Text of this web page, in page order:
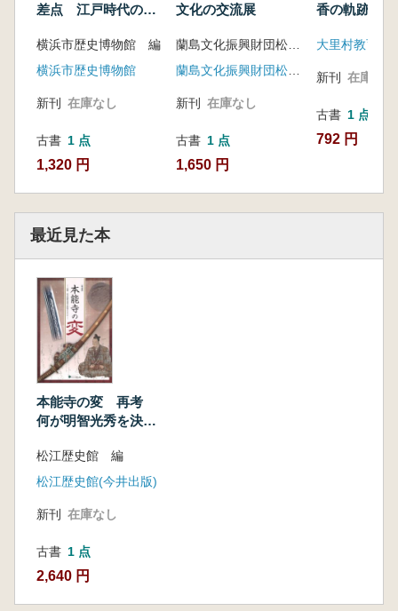
差点 江戸時代の神
周年記念
横浜市歴史博物館 編
横浜市歴史博物館
新刊 在庫なし
古書 1 点
1,320 円
文化の交流展
新刊 在庫なし
古書 1 点
1,650 円
香の軌跡
大里村教育委
新刊 在庫なし
古書 1 点
792 円
最近見た本
本能寺の変 再考
何が明智光秀を決起
松江歴史館 編
松江歴史館(今井出版)
新刊 在庫なし
古書 1 点
2,640 円